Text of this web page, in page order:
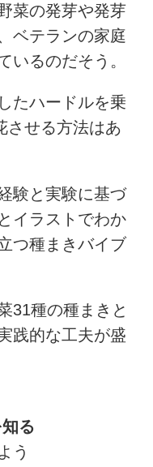
菜の発芽や発芽
ベテランの家庭
いるのだそう。
たハードルを乗
させる方法はあ
験と実験に基づ
イラストでわか
つ種まきバイブ
31種の種まきと
践的な工夫が盛
る
う